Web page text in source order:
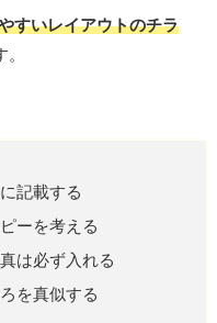
すいレイアウトのチラ
記載する
ーを考える
は必ず入れる
を真似する